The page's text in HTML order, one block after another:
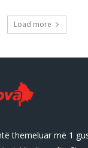
Load more
themeluar më 1